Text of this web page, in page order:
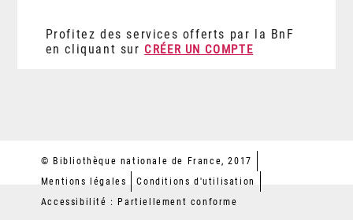
Profitez des services offerts par la BnF
en cliquant sur CRÉER UN COMPTE
© Bibliothèque nationale de France, 2017
Mentions légales
Conditions d'utilisation
Accessibilité : Partiellement conforme